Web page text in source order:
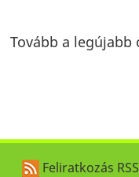
Tovább a
Feliratkozás